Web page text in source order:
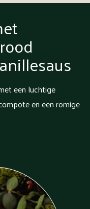
een luchtige
en een romige